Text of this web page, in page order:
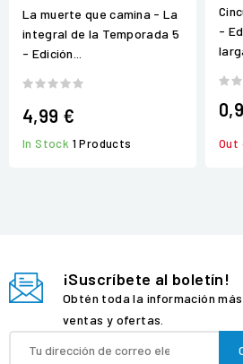
La muerte que camina - La
integral de la Temporada 5
- Edición...
4,99 €
In Stock 1 Products
-
Out
¡Suscríbete al boletín!
Obtén toda la información
ventas y ofertas.